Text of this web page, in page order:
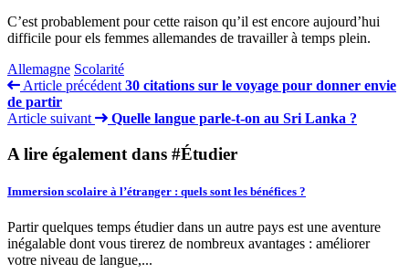
C’est probablement pour cette raison qu’il est encore aujourd’hui
difficile pour els femmes allemandes de travailler à temps plein.
Allemagne Scolarité
Article précédent 30 citations sur le voyage pour donner envie
de partir
Article suivant
Quelle langue parle-t-on au Sri Lanka ?
A lire également dans #Étudier
Immersion scolaire à l’étranger : quels sont les bénéfices ?
Partir quelques temps étudier dans un autre pays est une aventure
inégalable dont vous tirerez de nombreux avantages : améliorer
votre niveau de langue,...